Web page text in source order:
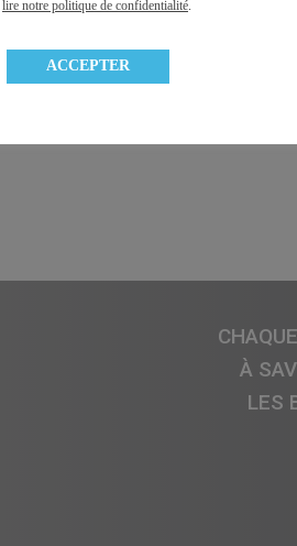
À
LES
lire notre politique de confidentialité
ACCEPTER